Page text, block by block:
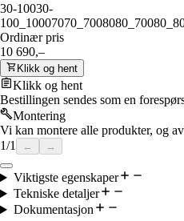
30-10030-
100_10007070_7008080_700
Ordinær pris
10 690,–
Klikk og hent
Klikk og hent
Bestillingen sendes som en
Montering
Vi kan montere alle produkter, og
1/1 ← →
Viktigste egenskaper
Tekniske detaljer
Dokumentasjon